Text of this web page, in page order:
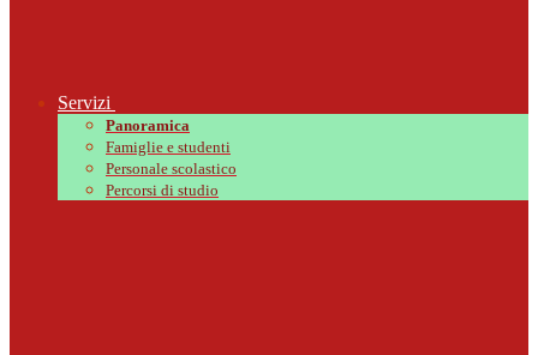
Servizi
Panoramica
Famiglie e studenti
Personale scolastico
Percorsi di studio